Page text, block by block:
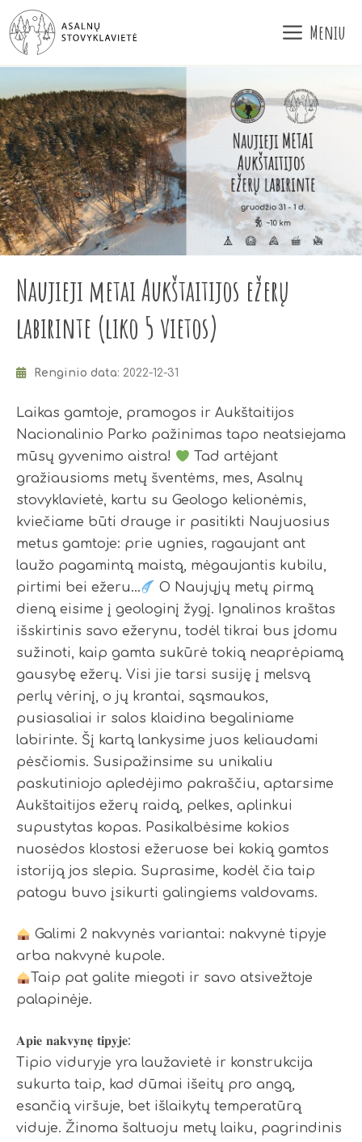
Pereiti
prie
turinio
Meniu
Naujieji metai Aukštaitijos ežerų
labirinte (liko 5 vietos)
Renginio data: 2022-12-31
Laikas gamtoje, pramogos ir Aukštaitijos
Nacionalinio Parko pažinimas tapo neatsiejama
mūsų gyvenimo aistra!
Tad artėjant
gražiausioms metų šventėms, mes, Asalnų
stovyklavietė, kartu su Geologo kelionėmis,
kviečiame būti drauge ir pasitikti Naujuosius
metus gamtoje: prie ugnies, ragaujant ant
laužo pagamintą maistą, mėgaujantis kubilu,
pirtimi bei ežeru...
O Naujųjų metų pirmą
dieną eisime į geologinį žygį. Ignalinos kraštas
išskirtinis savo ežerynu, todėl tikrai bus įdomu
sužinoti, kaip gamta sukūrė tokią neaprėpiamą
gausybę ežerų. Visi jie tarsi susiję į melsvą
perlų vėrinį, o jų krantai, sąsmaukos,
pusiasaliai ir salos klaidina begaliniame
labirinte. Šį kartą lankysime juos keliaudami
pėsčiomis. Susipažinsime su unikaliu
paskutiniojo apledėjimo pakraščiu, aptarsime
Aukštaitijos ežerų raidą, pelkes, aplinkui
supustytas kopas. Pasikalbėsime kokios
nuosėdos klostosi ežeruose bei kokią gamtos
istoriją jos slepia. Suprasime, kodėl čia taip
patogu buvo įsikurti galingiems valdovams.
Galimi 2 nakvynės variantai: nakvynė tipyje
arba nakvynė kupole.
Taip pat galite miegoti ir savo atsivežtoje
palapinėje.
𝐀𝐩𝐢𝐞 𝐧𝐚𝐤𝐯𝐲𝐧𝐞̨ 𝐭𝐢𝐩𝐲𝐣𝐞:
Tipio viduryje yra laužavietė ir konstrukcija
sukurta taip, kad dūmai išeitų pro angą,
esančią viršuje, bet išlaikytų temperatūrą
viduje. Žinoma šaltuoju metų laiku, pagrindinis